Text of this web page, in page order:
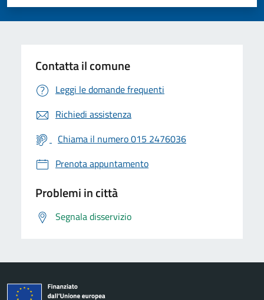
Valuta 5 stelle su 5
Valuta 4 stelle su 5
Valuta 3 stelle su 5
Valuta 2 stelle su 5
Valuta 1 stelle su 5
Contatta il comune
Leggi le domande frequenti
Richiedi assistenza
Chiama il numero 015 2476036
Prenota appuntamento
Problemi in città
Segnala disservizio